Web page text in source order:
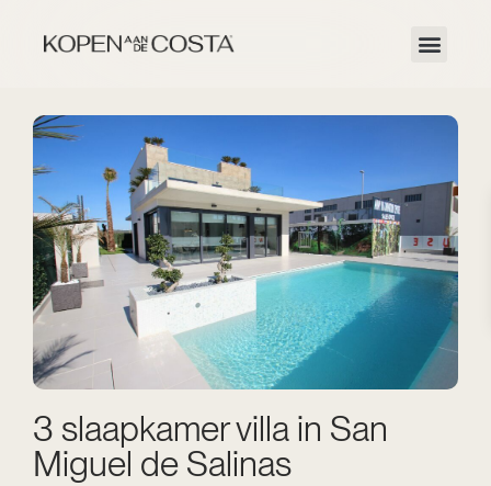
3 slaapkamer villa in San
Miguel de Salinas